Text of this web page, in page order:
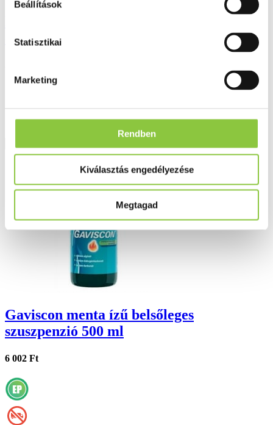
Beállítások
Statisztikai
Marketing
Rendben
Kiválasztás engedélyezése
Megtagad
ellenálló tabletta 14 db
Gaviscon menta ízű belsőleges
szuszpenzió 500 ml
6 002 Ft